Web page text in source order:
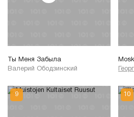
Ты Меня Забыла
Валерий Ободзинский